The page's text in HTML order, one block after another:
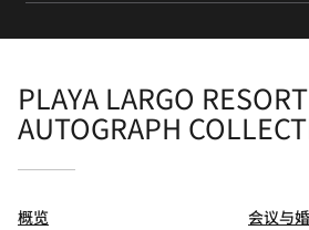
PLAYA LARGO
AUTOGRAPH
概览
会议与